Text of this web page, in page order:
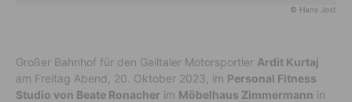
© Hans Jost
Großer Bahnhof für den Gailtaler Motorsportler Ardit Kurtaj
am Freitag Abend, 20. Oktober 2023, im Personal Fitness
Studio von Beate Ronacher im Möbelhaus Zimmermann in